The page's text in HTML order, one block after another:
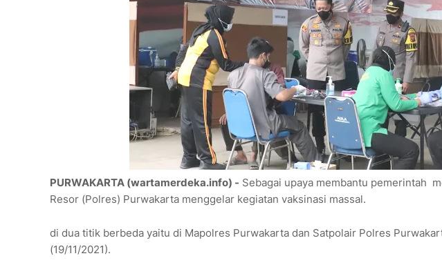
PURWAKARTA (wartamerdeka.info) - Sebagai upaya membantu pemerintah
Resor (Polres) Purwakarta menggelar kegiatan vaksinasi massal.
di dua titik berbeda yaitu di Mapolres Purwakarta dan Satpolair Polres
(19/11/2021).